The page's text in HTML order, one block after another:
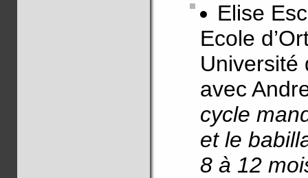
Elise
Ecole
Université
avec
cycle
et le
8 à 12